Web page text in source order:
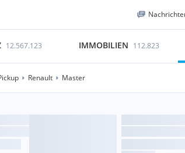
12.567.123 IMMOBILIEN 112.823
Renault Master